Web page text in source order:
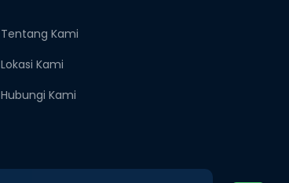
Tentang Kami
Lokasi Kami
Hubungi Kami